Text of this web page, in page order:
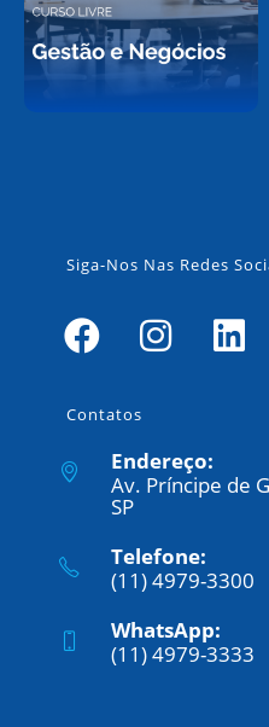
Siga-Nos Nas Redes
Contatos
Endereço:
Av. Príncipe de
SP
Telefone:
(11) 4979-3300
WhatsApp:
(11) 4979-3333